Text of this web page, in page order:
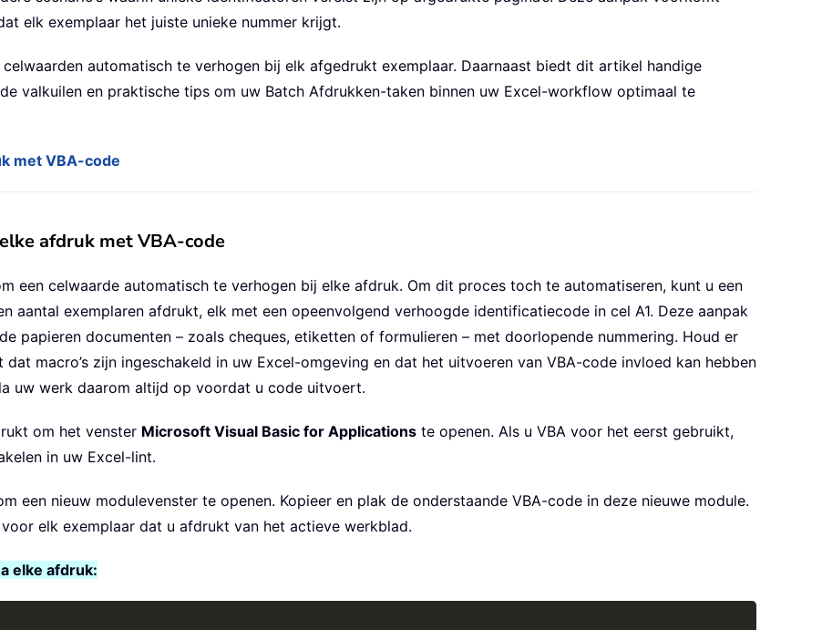
elk exemplaar het juiste unieke nummer krijgt.
automatisch te verhogen bij elk afgedrukt exemplaar. Daarnaast biedt dit artikel handige
valkuilen en praktische tips om uw Batch Afdrukken-taken binnen uw Excel-workflow optimaal te
met VBA-code
afdruk met VBA-code
een celwaarde automatisch te verhogen bij elke afdruk. Om dit proces toch te automatiseren, kunt u een
aantal exemplaren afdrukt, elk met een opeenvolgend verhoogde identificatiecode in cel A1. Deze aanpak
papieren documenten – zoals cheques, etiketten of formulieren – met doorlopende nummering. Houd er
macro’s zijn ingeschakeld in uw Excel-omgeving en dat het uitvoeren van VBA-code invloed kan hebben
uw werk daarom altijd op voordat u code uitvoert.
om het venster Microsoft Visual Basic for Applications te openen. Als u VBA voor het eerst gebruikt,
in uw Excel-lint.
een nieuw modulevenster te openen. Kopieer en plak de onderstaande VBA-code in deze nieuwe module.
elk exemplaar dat u afdrukt van het actieve werkblad.
elke afdruk: